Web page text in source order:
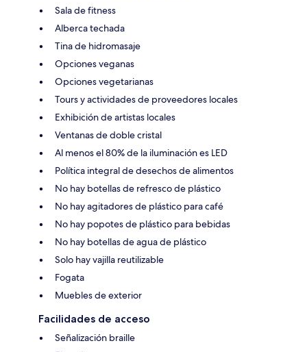
Sala de fitness
Alberca techada
Tina de hidromasaje
Opciones veganas
Opciones vegetarianas
Tours y actividades de proveedores locales
Exhibición de artistas locales
Ventanas de doble cristal
Al menos el 80% de la iluminación es LED
Política integral de desechos de alimentos
No hay botellas de refresco de plástico
No hay agitadores de plástico para café
No hay popotes de plástico para bebidas
No hay botellas de agua de plástico
Solo hay vajilla reutilizable
Fogata
Muebles de exterior
Facilidades de acceso
Señalización braille